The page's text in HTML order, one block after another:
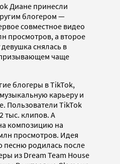
Диане принесли
блогером —
совместное видео
просмотров, а второе
снялась в
чаще
блогеры в TikTok,
карьеру и
Пользователи TikTok
тыс. клипов. А
композицию на
просмотров. Идея
песню родилась после
из Dream Team House